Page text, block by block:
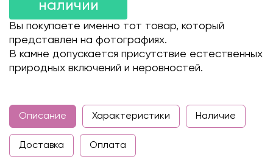
наличии
Вы покупаете именно тот товар, который
представлен на фотографиях.
В камне допускается присутствие естественных
природных включений и неровностей.
Описание Характеристики Наличие
Доставка Оплата